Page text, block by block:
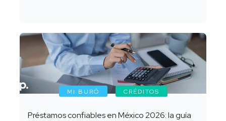
MI BURÓ CRÉDITOS
Préstamos confiables en México 2026: la guía